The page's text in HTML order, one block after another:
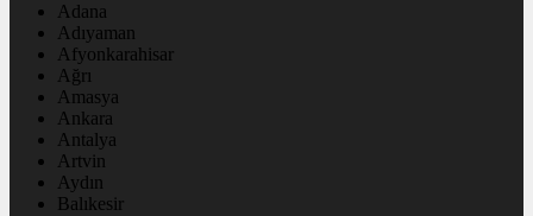
Adana
Adıyaman
Afyonkarahisar
Ağrı
Amasya
Ankara
Antalya
Artvin
Aydın
Balıkesir